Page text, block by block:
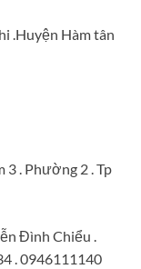
.Huyện Hàm tân
3 . Phường 2 . Tp
Đình Chiểu .
. 0946111140